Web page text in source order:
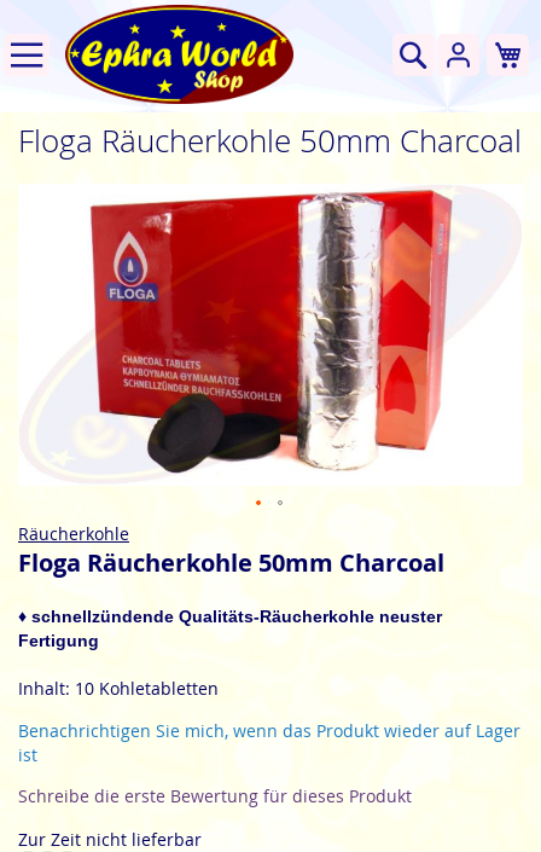
Suche
Floga Räucherkohle 50mm Charcoal
Bildgalerie
Zum
Anfang
Bildgalerie
springen
Räucherkohle
Floga Räucherkohle 50mm Charcoal
♦ schnellzündende Qualitäts-Räucherkohle neuster
Fertigung
Inhalt: 10 Kohletabletten
Benachrichtigen Sie mich, wenn das Produkt wieder auf Lager
ist
Schreibe die erste Bewertung für dieses Produkt
Zur Zeit nicht lieferbar